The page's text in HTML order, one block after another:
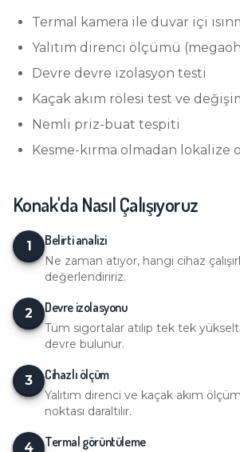
Termal kamera ile duvar içi
Yalıtım direnci ölçümü
Devre devre izolasyon testi
Kaçak akım rölesi test ve
Nemli priz-buat tespiti
Kesme-kırma olmadan lokalize
Konak'da Nasıl Çalışıyoruz
1 Belirti analizi
Ne zaman atıyor, hangi cihaz
değerlendiririz.
2 Devre izolasyonu
Tüm sigortalar atılıp tek tek
devre bulunur.
3 Cihazlı ölçüm
Yalıtım direnci ve kaçak akım
noktası daraltılır.
4 Termal görüntüleme